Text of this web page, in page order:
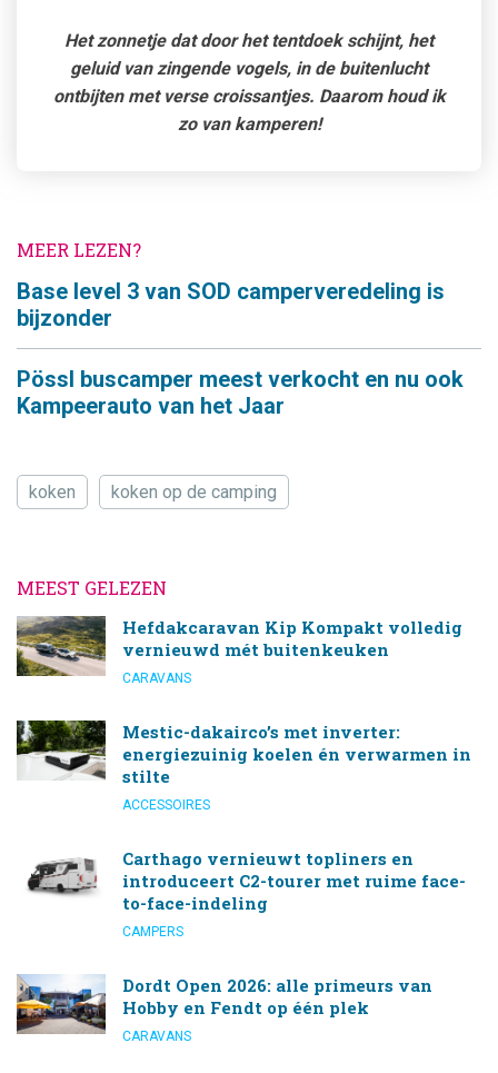
Het zonnetje dat door het tentdoek schijnt, het
geluid van zingende vogels, in de buitenlucht
ontbijten met verse croissantjes. Daarom houd ik
zo van kamperen!
MEER LEZEN?
Base level 3 van SOD camperveredeling is
bijzonder
Pössl buscamper meest verkocht en nu ook
Kampeerauto van het Jaar
koken koken op de camping
MEEST GELEZEN
Hefdakcaravan Kip Kompakt volledig
vernieuwd mét buitenkeuken
CARAVANS
Mestic-dakairco’s met inverter:
energiezuinig koelen én verwarmen in
stilte
ACCESSOIRES
Carthago vernieuwt topliners en
introduceert C2-tourer met ruime face-
to-face-indeling
CAMPERS
Dordt Open 2026: alle primeurs van
Hobby en Fendt op één plek
CARAVANS